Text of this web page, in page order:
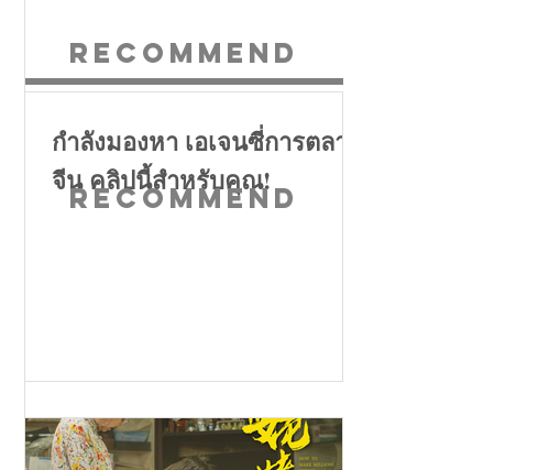
Recommend
กำลังมองหา เอเจนซี่การตลาด
จีน คลิปนี้สำหรับคุณ!
Recommend